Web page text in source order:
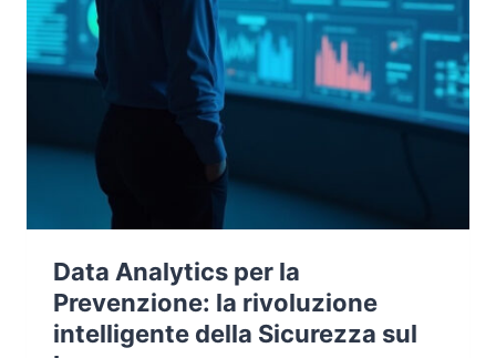
Data Analytics per la
Prevenzione: la rivoluzione
intelligente della Sicurezza sul